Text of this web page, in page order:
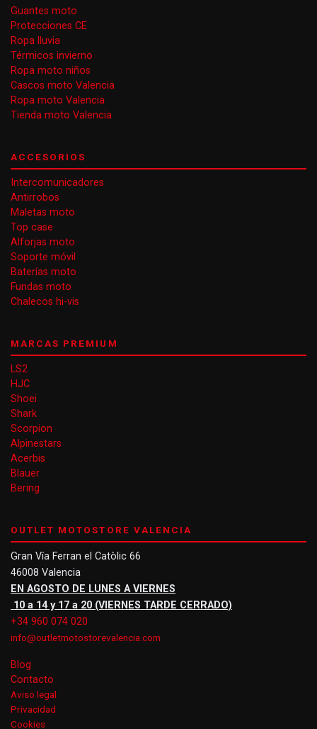
Guantes moto
Protecciones CE
Ropa lluvia
Térmicos invierno
Ropa moto niños
Cascos moto Valencia
Ropa moto Valencia
Tienda moto Valencia
ACCESORIOS
Intercomunicadores
Antirrobos
Maletas moto
Top case
Alforjas moto
Soporte móvil
Baterías moto
Fundas moto
Chalecos hi-vis
MARCAS PREMIUM
LS2
HJC
Shoei
Shark
Scorpion
Alpinestars
Acerbis
Blauer
Bering
OUTLET MOTOSTORE VALENCIA
Gran Vía Ferran el Catòlic 66
46008 Valencia
EN AGOSTO DE LUNES A VIERNES
10 a 14 y 17 a 20 (VIERNES TARDE CERRADO)
+34 960 074 020
info@outletmotostorevalencia.com
Blog
Contacto
Aviso legal
Privacidad
Cookies